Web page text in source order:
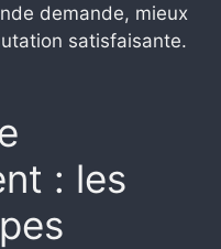
demande, mieux
satisfaisante.
: les